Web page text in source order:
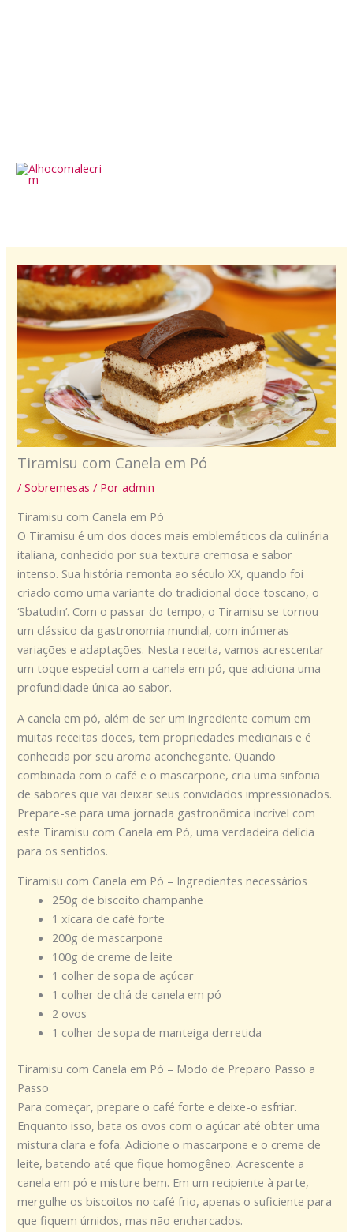
Tiramisu com Canela em Pó
/Sobremesas / Poradmin
Tiramisu com Canela em Pó
O Tiramisu é um dos doces mais emblemáticos da culinária
italiana, conhecido por sua textura cremosa e sabor
intenso. Sua história remonta ao século XX, quando foi
criado como uma variante do tradicional doce toscano, o
‘Sbatudin’. Com o passar do tempo, o Tiramisu se tornou
um clássico da gastronomia mundial, com inúmeras
variações e adaptações. Nesta receita, vamos acrescentar
um toque especial com a canela em pó, que adiciona uma
profundidade única ao sabor.
A canela em pó, além de ser um ingrediente comum em
muitas receitas doces, tem propriedades medicinais e é
conhecida por seu aroma aconchegante. Quando
combinada com o café e o mascarpone, cria uma sinfonia
de sabores que vai deixar seus convidados impressionados.
Prepare-se para uma jornada gastronômica incrível com
este Tiramisu com Canela em Pó, uma verdadeira delícia
para os sentidos.
Tiramisu com Canela em Pó – Ingredientes necessários
250g de biscoito champanhe
1 xícara de café forte
200g de mascarpone
100g de creme de leite
1 colher de sopa de açúcar
1 colher de chá de canela em pó
2 ovos
1 colher de sopa de manteiga derretida
Tiramisu com Canela em Pó – Modo de Preparo Passo a
Passo
Para começar, prepare o café forte e deixe-o esfriar.
Enquanto isso, bata os ovos com o açúcar até obter uma
mistura clara e fofa. Adicione o mascarpone e o creme de
leite, batendo até que fique homogêneo. Acrescente a
canela em pó e misture bem. Em um recipiente à parte,
mergulhe os biscoitos no café frio, apenas o suficiente para
que fiquem úmidos, mas não encharcados.